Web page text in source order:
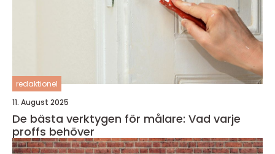
redaktionel
11. August 2025
De bästa verktygen för målare: Vad varje
proffs behöver